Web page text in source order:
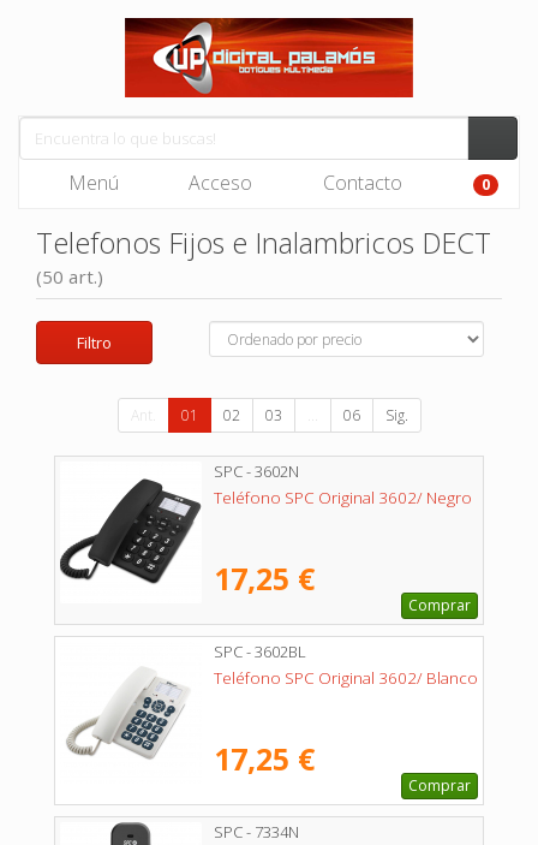
Menú Acceso Contacto 0
Telefonos Fijos e Inalambricos DECT
(50 art.)
Filtro
Ant. 01 02 03 ... 06 Sig.
SPC - 3602N
Teléfono SPC Original 3602/ Negro
17,25 €
Comprar
SPC - 3602BL
Teléfono SPC Original 3602/ Blanco
17,25 €
Comprar
SPC - 7334N